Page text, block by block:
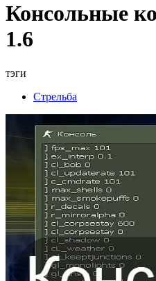
Консольные
1.6
тэги
Стрельба